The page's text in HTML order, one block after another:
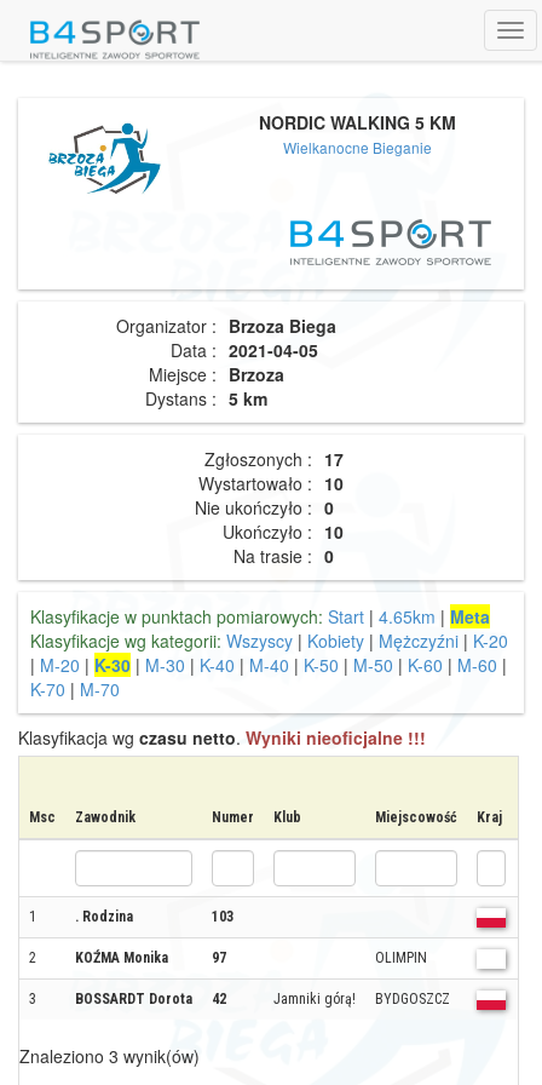
NORDIC WALKING 5 KM
Wielkanocne Bieganie
Organizator : Brzoza Biega
Data : 2021-04-05
Miejsce : Brzoza
Dystans : 5 km
Zgłoszonych : 17
Wystartowało : 10
Nie ukończyło : 0
Ukończyło : 10
Na trasie : 0
Klasyfikacje w punktach pomiarowych: Start | 4.65km | Meta
Klasyfikacje wg kategorii: Wszyscy | Kobiety | Mężczyźni | K-20
| M-20 | K-30 | M-30 | K-40 | M-40 | K-50 | M-50 | K-60 | M-60 |
K-70 | M-70
Klasyfikacja wg czasu netto. Wyniki nieoficjalne !!!
Msc Zawodnik Numer Klub Miejscowość Kraj
1 . Rodzina 103
2 KOŹMA Monika 97 OLIMPIN
3 BOSSARDT Dorota 42 Jamniki górą! BYDGOSZCZ
Znaleziono 3 wynik(ów)